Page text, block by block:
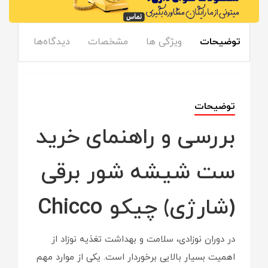
توضیحات ویژگی ها مشخصات دیدگاه‌ها
توضیحات
بررسی و راهنمای خرید
ست شیشه شور برقی
(شارژی) چیکو Chicco
در دوران نوزادی، سلامت و بهداشت تغذیه نوزاد از
اهمیت بسیار بالایی برخوردار است. یکی از موارد مهم